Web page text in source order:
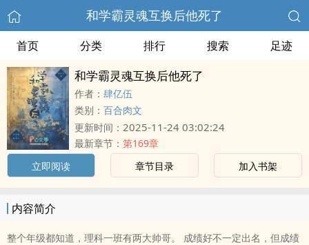
和学霸灵魂互换后他死了
首页 分类 排行 搜索 足迹
和学霸灵魂互换后他死了
作者： 肆亿伍
类别： 百合肉文
更新时间： 2025-11-24 03:02:24
最新章节： 第169章
立即阅读
章节目录 加入书架
内容简介
整个年级都知道，理科一班有两大帅哥。 成绩好不一定出名，但成绩